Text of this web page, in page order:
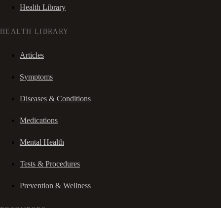
Health Library
HEALTH LIBRARY
Articles
Symptoms
Diseases & Conditions
Medications
Mental Health
Tests & Procedures
Prevention & Wellness